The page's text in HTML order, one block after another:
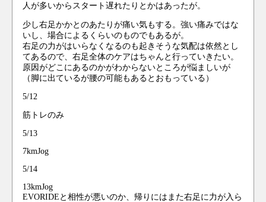
人が多いからスタート遅れたりとかはあったが。
少し右足かかとのあたりが痛い気もする。強い痛みではな
いし、場合によるくらいのものでもあるが。
右足の力がはいらなくなるのも起きそうな気配は依然とし
てあるので、右足全体のケアはちゃんと行っていきたい。
原因がどこにあるのかがわからないところが悩ましいが
（脚に出ているが腰の可能もあるとおもっている）
5/12
筋トレのみ
5/13
7kmJog
5/14
13kmJog
EVORIDEと相性が悪いのか、帰りにはまた右足に力が入ら